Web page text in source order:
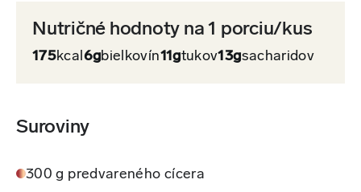
Nutričné hodnoty na 1 porciu/kus
175kcal6gbielkovín11gtukov13gsacharidov
Suroviny
300 g predvareného cícera